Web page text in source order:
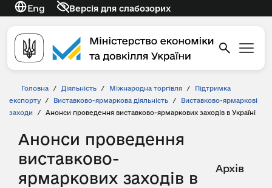
Eng Версія для слабозорих
Головна / Діяльність / Міжнародна торгівля /
Підтримка
експорту
/ Виставково-ярмаркова діяльність /
Виставково-ярмаркові
заходи
/ Анонси проведення виставково-ярмаркових заходів в Україні
Анонси проведення
виставково-
ярмаркових заходів в
Архів